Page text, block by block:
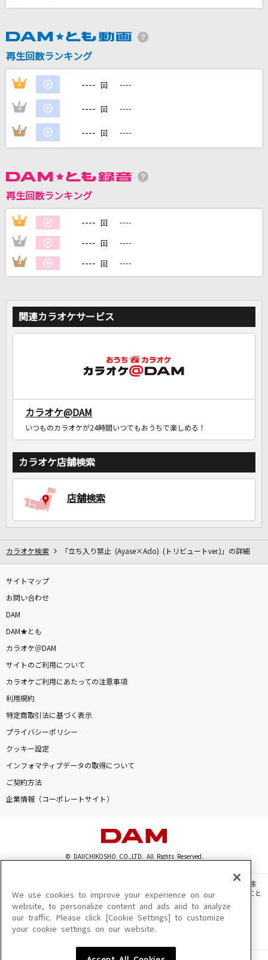
正解
DAMの新曲・ランキングなど
カラオケをもっと楽しもう！
自宅でカラオケ歌い放題！
家族や友達と一緒に！練習にも！
再生回数ランキング
1 ---- 回 ----
2 ---- 回 ----
3 ---- 回 ----
再生回数ランキング
1 ---- 回 ----
2 ---- 回 ----
3 ---- 回 ----
関連カラオケサービス
カラオケ@DAM
いつものカラオケが24時間いつでもおうちで楽しめる！
カラオケ店舗検索
店舗検索
カラオケ検索 「立ち入り禁止 (Ayase×Ado) (トリビュートver.)」の詳細
サイトマップ
お問い合わせ
DAM
DAM★とも
カラオケ＠DAM
サイトのご利用について
カラオケご利用にあたっての注意事項
利用規約
特定商取引法に基づく表示
プライバシーポリシー
クッキー設定
インフォマティブデータの取得について
ご契約方法
企業情報（コーポレートサイト）
© DAIICHIKOSHO CO.,LTD. All Rights Reserved.
このサイトに掲載されている一切の文章・画像・写真・動画・音声等を、手段や形態
を問わず、著作権法の定める範囲を超えて無断で複製、転載、ファイル化などすること
を禁じます。
楽曲及びコンテンツは、機種によりご利用いただけない場合があります。
楽曲及びコンテンツの配信日、配信内容が変更になる場合があります。
We use cookies to improve your experience on our
website, to personalize content and ads and to analyze
our traffic. Please click [Cookie Settings] to customize
your cookie settings on our website.